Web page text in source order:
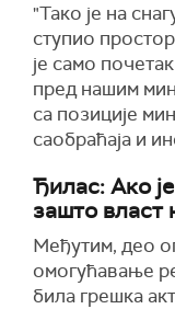
"Тако је на
ступио
је само
пред нашим
са позиције
саобраћаја и
Ђилас: Ако
зашто власт
Међутим, део
омогућавање
била грешка